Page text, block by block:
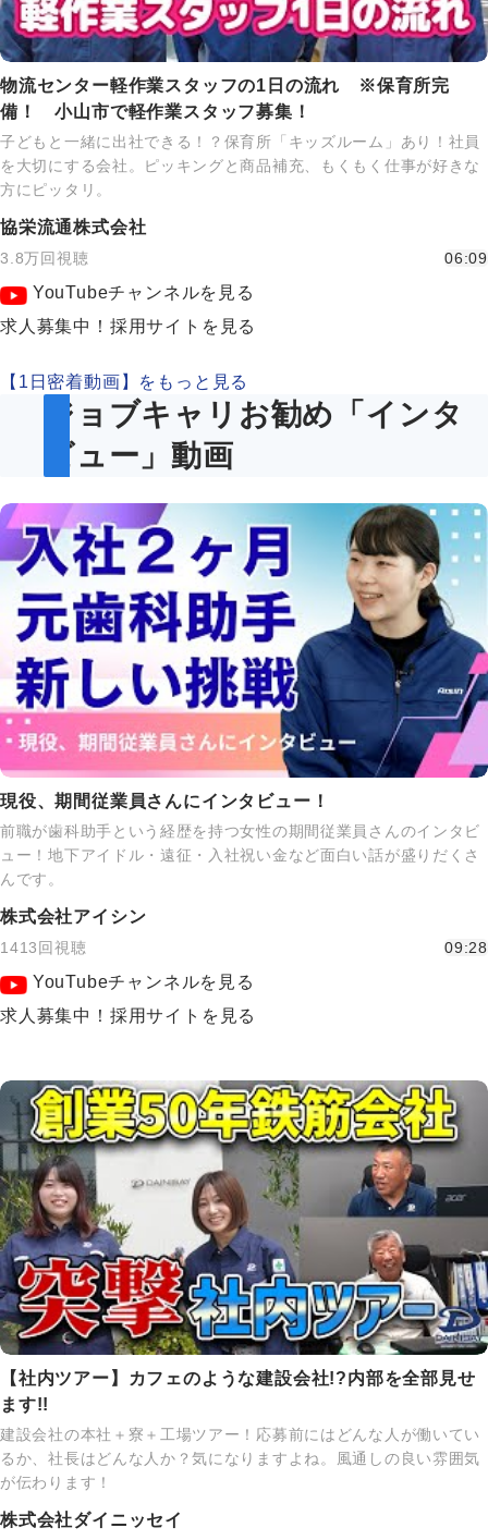
物流センター軽作業スタッフの1日の流れ ※保育所完
備！ 小山市で軽作業スタッフ募集！
子どもと一緒に出社できる！？保育所「キッズルーム」あり！社員
を大切にする会社。ピッキングと商品補充、もくもく仕事が好きな
方にピッタリ。
協栄流通株式会社
3.8万回視聴 06:09
YouTubeチャンネルを見る
求人募集中！採用サイトを見る
【1日密着動画】をもっと見る
ジョブキャリお勧め「インタ
ビュー」動画
現役、期間従業員さんにインタビュー！
前職が歯科助手という経歴を持つ女性の期間従業員さんのインタビ
ュー！地下アイドル・遠征・入社祝い金など面白い話が盛りだくさ
んです。
株式会社アイシン
1413回視聴 09:28
YouTubeチャンネルを見る
求人募集中！採用サイトを見る
【社内ツアー】カフェのような建設会社!?内部を全部見せ
ます!!
建設会社の本社＋寮＋工場ツアー！応募前にはどんな人が働いてい
るか、社長はどんな人か？気になりますよね。風通しの良い雰囲気
が伝わります！
株式会社ダイニッセイ